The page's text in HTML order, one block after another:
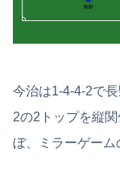
今治は1-4-4-2で
2の2トップを縦
ぼ、ミラーゲーム